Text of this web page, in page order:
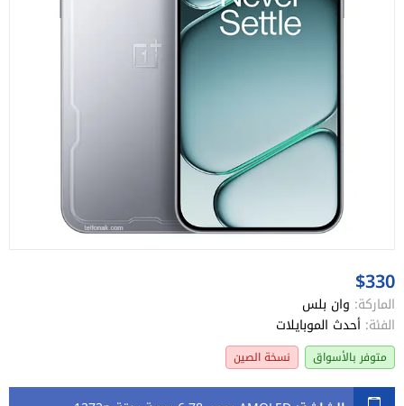
$330
الماركة: وان بلس
الفئة: أحدث الموبايلات
متوفر بالأسواق نسخة الصين